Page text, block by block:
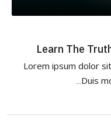
Learn The
Lorem ipsum dolor
Duis